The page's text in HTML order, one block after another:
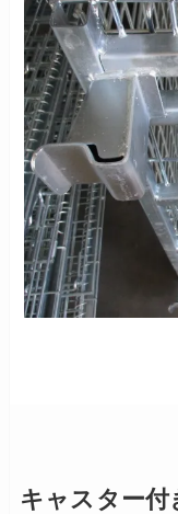
キャスター付